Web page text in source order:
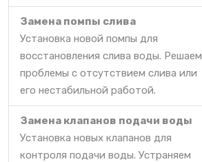
Замена помпы слива
Установка новой помпы для
восстановления слива воды. Решаем
проблемы с отсутствием слива или
его нестабильной работой.
Замена клапанов подачи воды
Установка новых клапанов для
контроля подачи воды. Устраняем